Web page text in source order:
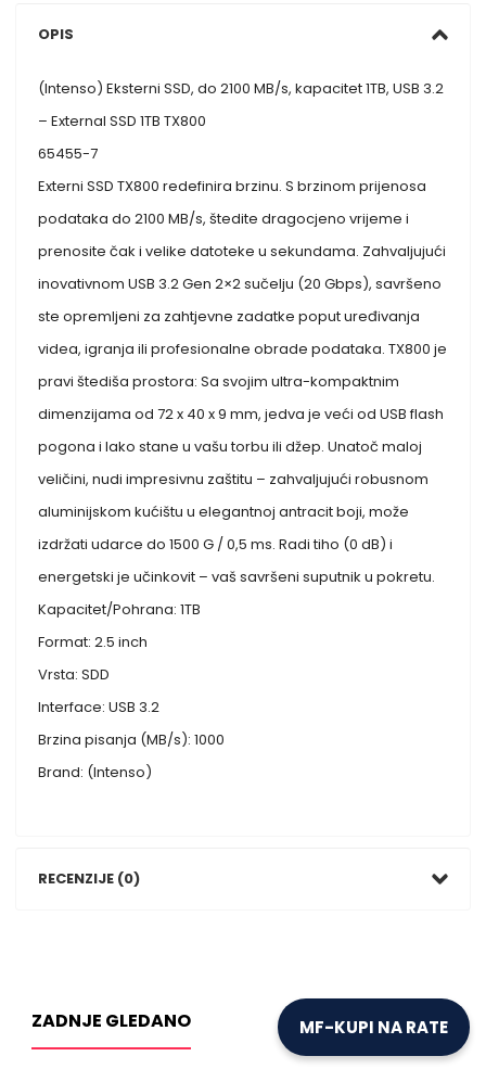
OPIS
(Intenso) Eksterni SSD, do 2100 MB/s, kapacitet 1TB, USB 3.2
– External SSD 1TB TX800
65455-7
Externi SSD TX800 redefinira brzinu. S brzinom prijenosa
podataka do 2100 MB/s, štedite dragocjeno vrijeme i
prenosite čak i velike datoteke u sekundama. Zahvaljujući
inovativnom USB 3.2 Gen 2×2 sučelju (20 Gbps), savršeno
ste opremljeni za zahtjevne zadatke poput uređivanja
videa, igranja ili profesionalne obrade podataka. TX800 je
pravi štediša prostora: Sa svojim ultra-kompaktnim
dimenzijama od 72 x 40 x 9 mm, jedva je veći od USB flash
pogona i lako stane u vašu torbu ili džep. Unatoč maloj
veličini, nudi impresivnu zaštitu – zahvaljujući robusnom
aluminijskom kućištu u elegantnoj antracit boji, može
izdržati udarce do 1500 G / 0,5 ms. Radi tiho (0 dB) i
energetski je učinkovit – vaš savršeni suputnik u pokretu.
Kapacitet/Pohrana: 1TB
Format: 2.5 inch
Vrsta: SDD
Interface: USB 3.2
Brzina pisanja (MB/s): 1000
Brand: (Intenso)
RECENZIJE (0)
ZADNJE GLEDANO MF-KUPI NA RATE